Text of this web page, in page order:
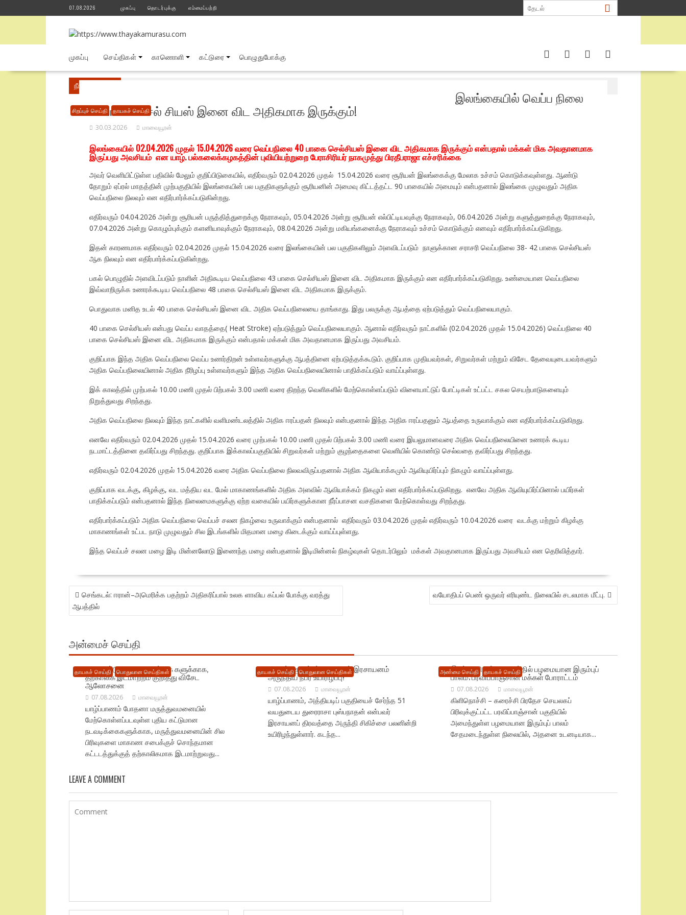
to
07.08.2026 முகப்பு தொடர்புக்கு எம்மைப்பற்றி
முகப்பு செய்திகள் காணொளி கட்டுரை பொழுதுபோக்கு
நீங்கள் இங்கே
சிறப்புச் செய்தி தாயகச் செய்தி
இலங்கையில் வெப்ப நிலை
40 பாகை செல் சியஸ் இனை விட அதிகமாக இருக்கும்!
30.03.2026 மாவையூரன்
இலங்கையில் 02.04.2026 முதல் 15.04.2026 வரை வெப்பநிலை 40 பாகை செல்சியஸ் இனை விட அதிகமாக இருக்கும் என்பதால் மக்கள் மிக அவதானமாக
இருப்பது அவசியம் என யாழ். பல்கலைக்கழகத்தின் புவியியற்றுறை பேராசிரியர் நாகமுத்து பிரதீபராஜா எச்சரிக்கை
அவர் வெளியிட்டுள்ள பதிவில் மேலும் குறிப்பிடுகையில், எதிர்வரும் 02.04.2026 முதல் 15.04.2026 வரை சூரியன் இலங்கைக்கு மேலாக உச்சம் கொடுக்கவுள்ளது. ஆண்டு
தோறும் ஏப்ரல் மாதத்தின் முற்பகுதியில் இலங்கையின் பல பகுதிகளுக்கும் சூரியனின் அமைவு கிட்டத்தட்ட 90 பாகையில் அமையும் என்பதனால் இலங்கை முழுவதும் அதிக
வெப்பநிலை நிலவும் என எதிர்பார்க்கப்படுகின்றது.
எதிர்வரும் 04.04.2026 அன்று சூரியன் பருத்தித்துறைக்கு நேராகவும், 05.04.2026 அன்று சூரியன் எல்பிட்டியவுக்கு நேராகவும், 06.04.2026 அன்று களுத்துறைக்கு நேராகவும்,
07.04.2026 அன்று கொழும்புக்கும் களனியாவுக்கும் நேராகவும், 08.04.2026 அன்று மகியங்கனைக்கு நேராகவும் உச்சம் கொடுக்கும் எனவும் எதிர்பார்க்கப்படுகிறது.
இதன் காரணமாக எதிர்வரும் 02.04.2026 முதல் 15.04.2026 வரை இலங்கையின் பல பகுதிகளிலும் அளவிடப்படும் நாளுக்கான சராசரி வெப்பநிலை 38- 42 பாகை செல்சியஸ்
ஆக நிலவும் என எதிர்பார்க்கப்படுகின்றது.
பகல் பொழுதில் அளவிடப்படும் நாளின் அதிகூடிய வெப்பநிலை 43 பாகை செல்சியஸ் இனை விட அதிகமாக இருக்கும் என எதிர்பார்க்கப்படுகிறது. உண்மையான வெப்பநிலை
இவ்வாறிருக்க உணரக்கூடிய வெப்பநிலை 48 பாகை செல்சியஸ் இனை விட அதிகமாக இருக்கும்.
பொதுவாக மனித உடல் 40 பாகை செல்சியஸ் இனை விட அதிக வெப்பநிலையை தாங்காது. இது பலருக்கு ஆபத்தை ஏற்படுத்தும் வெப்பநிலையாகும்.
40 பாகை செல்சியஸ் என்பது வெப்ப வாதத்தை( Heat Stroke) ஏற்படுத்தும் வெப்பநிலையாகும். ஆனால் எதிர்வரும் நாட்களில் (02.04.2026 முதல் 15.04.2026) வெப்பநிலை 40
பாகை செல்சியஸ் இனை விட அதிகமாக இருக்கும் என்பதால் மக்கள் மிக அவதானமாக இருப்பது அவசியம்.
குறிப்பாக இந்த அதிக வெப்பநிலை வெப்ப உணர்திறன் உள்ளவர்களுக்கு ஆபத்தினை ஏற்படுத்தக்கூடும். குறிப்பாக முதியவர்கள், சிறுவர்கள் மற்றும் விசேட தேவையுடையவர்களும்
அதிக வெப்பநிலையினால் அதிக நீரிழப்பு உள்ளவர்களும் இந்த அதிக வெப்பநிலையினால் பாதிக்கப்படும் வாய்ப்புள்ளது.
இக் காலத்தில் முற்பகல் 10.00 மணி முதல் பிற்பகல் 3.00 மணி வரை திறந்த வெளிகளில் மேற்கொள்ளப்படும் விளையாட்டுப் போட்டிகள் உட்பட்ட சகல செயற்பாடுகளையும்
நிறுத்துவது சிறந்தது.
அதிக வெப்பநிலை நிலவும் இந்த நாட்களில் வளிமண்டலத்தில் அதிக ஈரப்பதன் நிலவும் என்பதனால் இந்த அதிக ஈரப்பதனும் ஆபத்தை உருவாக்கும் என எதிர்பார்க்கப்படுகிறது.
எனவே எதிர்வரும் 02.04.2026 முதல் 15.04.2026 வரை முற்பகல் 10.00 மணி முதல் பிற்பகல் 3.00 மணி வரை இயலுமானவரை அதிக வெப்பநிலையினை உணரக் கூடிய
நடமாட்டத்தினை தவிர்ப்பது சிறந்தது. குறிப்பாக இக்காலப்பகுதியில் சிறுவர்கள் மற்றும் குழந்தைகளை வெளியில் கொண்டு செல்வதை தவிர்ப்பது சிறந்தது.
எதிர்வரும் 02.04.2026 முதல் 15.04.2026 வரை அதிக வெப்பநிலை நிலவவிருப்பதனால் அதிக ஆவியாக்கமும் ஆவியுயிர்ப்பும் நிகழும் வாய்ப்புள்ளது.
குறிப்பாக வடக்கு, கிழக்கு, வட மத்திய வட மேல் மாகாணங்களில் அதிக அளவில் ஆவியாக்கம் நிகழும் என எதிர்பார்க்கப்படுகிறது. எனவே அதிக ஆவியுயிர்ப்பினால் பயிர்கள்
பாதிக்கப்படும் என்பதனால் இந்த நிலைமைகளுக்கு ஏற்ற வகையில் பயிர்களுக்கான நீர்ப்பாசன வசதிகளை மேற்கொள்வது சிறந்தது.
எதிர்பார்க்கப்படும் அதிக வெப்பநிலை வெப்பச் சலன நிகழ்வை உருவாக்கும் என்பதனால் எதிர்வரும் 03.04.2026 முதல் எதிர்வரும் 10.04.2026 வரை வடக்கு மற்றும் கிழக்கு
மாகாணங்கள் உட்பட நாடு முழுவதும் சில இடங்களில் மிதமான மழை கிடைக்கும் வாய்ப்புள்ளது.
இந்த வெப்பச் சலன மழை இடி மின்னலோடு இணைந்த மழை என்பதனால் இடிமின்னல் நிகழ்வுகள் தொடர்பிலும் மக்கள் அவதானமாக இருப்பது அவசியம் என தெரிவித்தார்.
POST
NAVIGATION
செங்கடல்: ஈரான்–அமெரிக்க பதற்றம் அதிகரிப்பால் உலக ளாவிய கப்பல் போக்கு வரத்து
ஆபத்தில்
வயோதிபப் பெண் ஒருவர் எரியுண்ட நிலையில் சடலமாக மீட்பு.
அன்மைச் செய்தி
தாயகச் செய்தி பொதுவான செய்திகள்
புதிய கட்டுமான நடவடிக்கை களுக்காக,
தற்காலிக இடமாற்றம் குறித்து விசேட
ஆலோசனை
07.08.2026 மாவையூரன்
யாழ்ப்பாணம் போதனா மருத்துவமனையில்
மேற்கொள்ளப்படவுள்ள புதிய கட்டுமான
நடவடிக்கைகளுக்காக, மருத்துவமனையின் சில
பிரிவுகளை மாகாண சபைக்குச் சொந்தமான
கட்டடத்துக்குத் தற்காலிகமாக இடமாற்றுவது...
தாயகச் செய்தி பொதுவான செய்திகள்
யாழில் : குடும்பப் தகராறால் இரசாயனம்
அருந்திய நபர் உயிரிழப்பு!
07.08.2026 மாவையூரன்
யாழ்ப்பாணம், அத்தியடிப் பகுதியைச் சேர்ந்த 51
வயதுடைய துரைராசா புஸ்பநாதன் என்பவர்
இரசாயனப் திரவத்தை அருந்தி சிகிச்சை பலனின்றி
உயிரிழந்துள்ளார். கடந்த...
அண்மை செய்தி தாயகச் செய்தி
இடிந்து விழும் அபாயத்தில் பழமையான இரும்புப்
பாலம்; பரவிப்பாஞ்சான் மக்கள் போராட்டம்
07.08.2026 மாவையூரன்
கிளிநொச்சி – கரைச்சி பிரதேச செயலகப்
பிரிவுக்குட்பட்ட பரவிப்பாஞ்சான் பகுதியில்
அமைந்துள்ள பழமையான இரும்புப் பாலம்
சேதமடைந்துள்ள நிலையில், அதனை உடனடியாக...
LEAVE A COMMENT